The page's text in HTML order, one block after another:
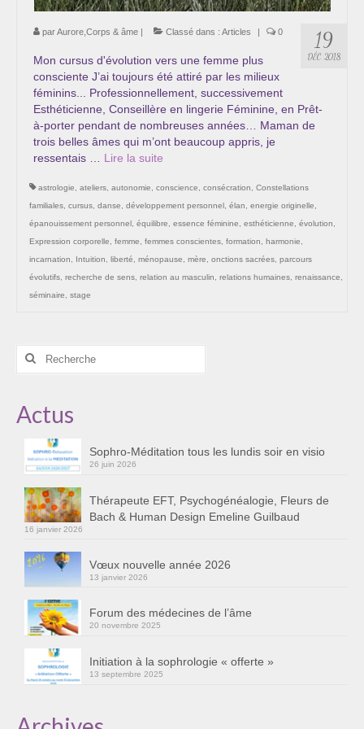
Cursus « Le chemin par la psyché »
Sophro-Méditation tous les lundis soir en visio
Sophrologie
Initiation à la sophrologie « offerte »
Témoignages B
Prendre contact
19
DÉC 2018
parAurore,Corps & âme | Classé dans : Articles | 0
Mon cursus d'évolution vers une femme plus
consciente J’ai toujours été attiré par les milieux
féminins... Professionnellement, successivement
Esthéticienne, Conseillère en lingerie Féminine, en Prêt-
à-porter pendant de nombreuses années… Maman de
trois belles âmes qui m’ont beaucoup appris, je
ressentais … Lire la suite­­
astrologie ateliers autonomie conscience consécration
Constellations
familiales cursus danse développement personnel élan energie originelle
épanouissement personnel équilibre essence féminine esthéticienne évolution
Expression corporelle
femme femmes conscientes formation harmonie
incarnation
Intuition liberté ménopause mère onctions sacrées parcours
évolutifs recherche de sens relation au masculin relations humaines renaissance
séminaire
stage
Rechercher
Actus
Sophro-Méditation tous les lundis soir en visio
26 juin 2026
Thérapeute EFT, Psychogénéalogie, Fleurs de
Bach & Human Design Emeline Guilbaud
16 janvier 2026
Vœux nouvelle année 2026
13 janvier 2026
Forum des médecines de l’âme
20 novembre 2025
Initiation à la sophrologie « offerte »
13 septembre 2025